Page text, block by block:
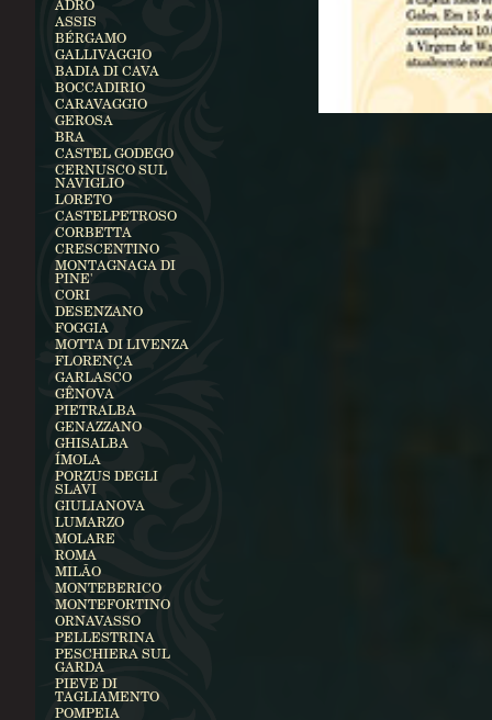
ADRO
ASSIS
BÉRGAMO
GALLIVAGGIO
BADIA DI CAVA
BOCCADIRIO
CARAVAGGIO
GEROSA
BRA
CASTEL GODEGO
CERNUSCO SUL
NAVIGLIO
LORETO
CASTELPETROSO
CORBETTA
CRESCENTINO
MONTAGNAGA DI
PINE'
CORI
DESENZANO
FOGGIA
MOTTA DI LIVENZA
FLORENÇA
GARLASCO
GÊNOVA
PIETRALBA
GENAZZANO
GHISALBA
ÍMOLA
PORZUS DEGLI
SLAVI
GIULIANOVA
LUMARZO
MOLARE
ROMA
MILÃO
MONTEBERICO
MONTEFORTINO
ORNAVASSO
PELLESTRINA
PESCHIERA SUL
GARDA
PIEVE DI
TAGLIAMENTO
POMPEIA